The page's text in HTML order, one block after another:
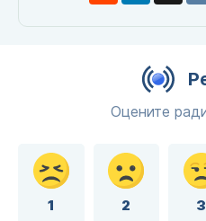
Оцените
1 2 3